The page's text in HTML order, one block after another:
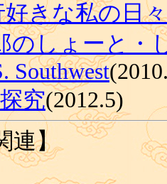
きな私の日
のしょーと・
Southwest
究(2012.5)
連】